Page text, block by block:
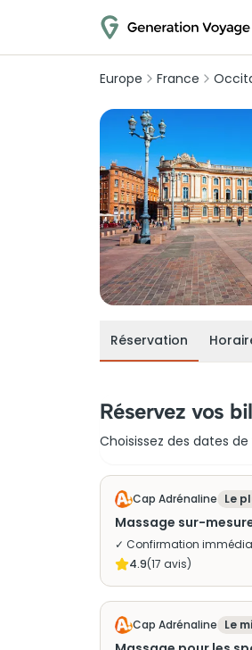
Europe France
Réservation
Réservez vos
Choisissez des dates
Cap Adrénaline Le
Massage sur-
✓ Confirmation
4.9(17 avis)
Cap Adrénaline Le